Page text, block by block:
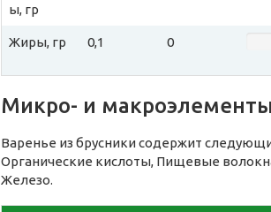
ы, гр
Жиры, гр 0,1 0
Микро- и
Варенье из брусники содержит
Органические кислоты, Пищевые
Железо.